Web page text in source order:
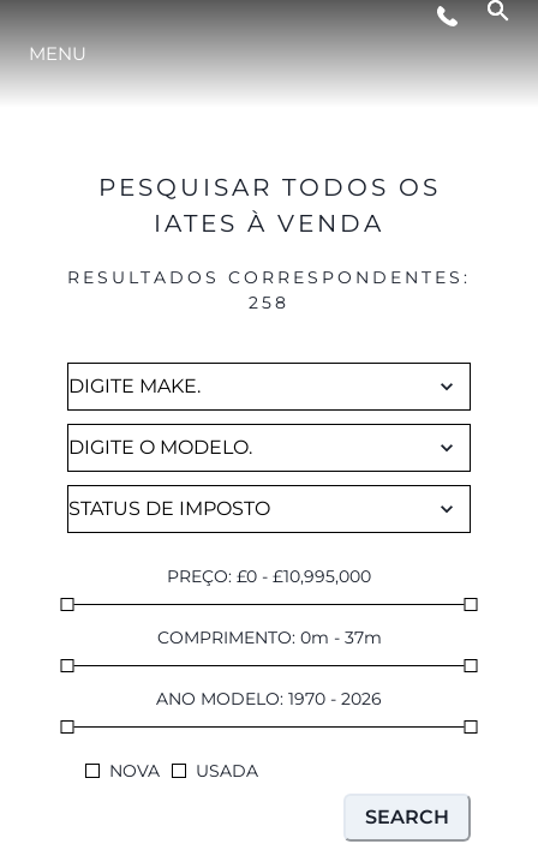
NOTÍCIA
EVENTOS
PORTUGAL LIFESTYLE VERSION 1
MENU
PESQUISAR TODOS OS
IATES À VENDA
RESULTADOS CORRESPONDENTES :
258
PREÇO: £0 - £10,995,000
COMPRIMENTO: 0m - 37m
ANO MODELO: 1970 - 2026
NOVA USADA
SEARCH